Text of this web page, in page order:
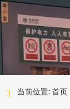
产品中心
特殊定制
应用方案
服务支持
新闻动态
当前位置: 首页